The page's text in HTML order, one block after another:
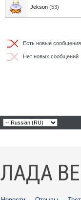
Jekson (53)
Есть новые сообщения
Нет новых сообщений
ЛАДА